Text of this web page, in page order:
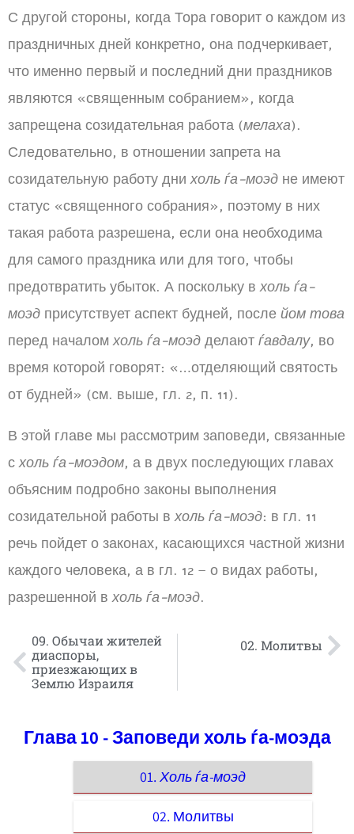
С другой стороны, когда Тора говорит о каждом из
праздничных дней конкретно, она подчеркивает,
что именно первый и последний дни праздников
являются «священным собранием», когда
запрещена созидательная работа (мелаха).
Следовательно, в отношении запрета на
созидательную работу днихоль ѓа-моэд не имеют
статус «священного собрания», поэтому в них
такая работа разрешена, если она необходима
для самого праздника или для того, чтобы
предотвратить убыток. А поскольку вхоль ѓа-
моэд присутствует аспект будней, после йом това
перед началомхоль ѓа-моэд делают ѓавдалу, во
время которой говорят: «…отделяющий святость
от будней» (см. выше, гл. 2, п. 11).
В этой главе мы рассмотрим заповеди, связанные
схоль ѓа-моэдом, а в двух последующих главах
объясним подробно законы выполнения
созидательной работы вхоль ѓа-моэд: в гл. 11
речь пойдет о законах, касающихся частной жизни
каждого человека, а в гл. 12 – о видах работы,
разрешенной вхоль ѓа-моэд.
09. Обычаи жителей
диаспоры,
приезжающих в
Землю Израиля
02. Молитвы
Глава 10 - Заповеди холь ѓа-моэда
01. Холь ѓа-моэд
02. Молитвы